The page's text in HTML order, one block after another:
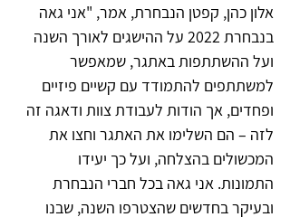
אלון כהן, קפטן הנבחרת, אמר, "אני גאה
בנבחרת 2022 על ההישגים לאורך השנה
ועל ההשתתפות באתגר, שמאפשר
למשתתפים להתמודד עם קשיים פיזיים
ופחדים, אך הודות לעבודת צוות ודאגה זה
לזה – הם השלימו את האתגר וחצו את
המכשולים בהצלחה, ועל כך יעידו
התמונות. אני גאה בכל חברי הנבחרת
ובעיקר בחדשים שהצטרפו השנה, שבנו